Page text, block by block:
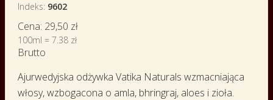
Indeks 9602
Cena: 29,50 zł
100ml = 7.38 zł
Brutto
Ajurwedyjska odżywka Vatika Naturals wzmacniająca
włosy, wzbogacona o amla, bhringraj, aloes i zioła.